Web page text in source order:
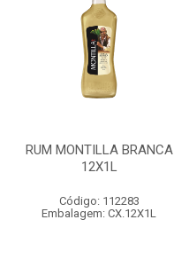
RUM MONTILLA BRANCA
12X1L
Código: 112283
Embalagem: CX.12X1L